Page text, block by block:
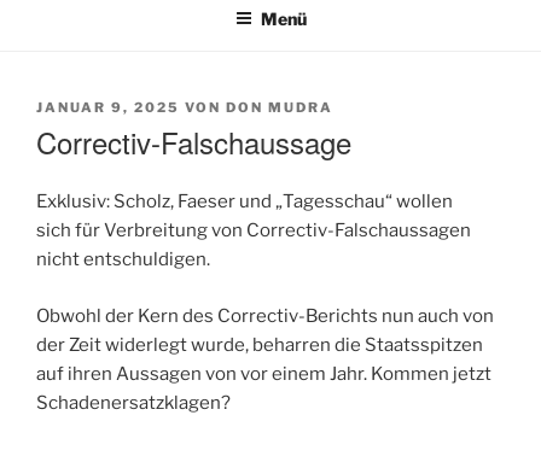
Menü
VERÖFFENTLICHT
JANUAR 9, 2025 VON DON MUDRA
Correctiv-Falschaussage
Exklusiv: Scholz, Faeser und „Tagesschau“ wollen
sich für Verbreitung von Correctiv-Falschaussagen
nicht entschuldigen.
Obwohl der Kern des Correctiv-Berichts nun auch von
der Zeit widerlegt wurde, beharren die Staatsspitzen
auf ihren Aussagen von vor einem Jahr. Kommen jetzt
Schadenersatzklagen?